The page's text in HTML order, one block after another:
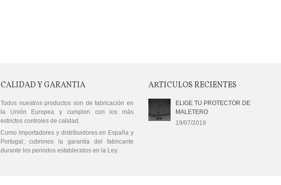
CALIDAD Y GARANTIA
Todos nuestros productos son de fabricación en
la Unión Europea y cumplen con los más
estrictos controles de calidad.
Como importadores y distribuidores en España y
Portugal, cubrimos la garantía del fabricante
durante los periodos establecidos en la Ley.
ARTICULOS RECIENTES
ELIGE TU PROTECTOR DE
MALETERO
19/07/2019